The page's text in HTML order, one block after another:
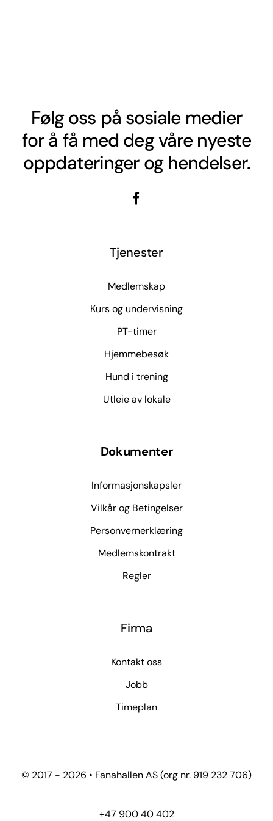
Følg oss på sosiale medier
for å få med deg våre nyeste
oppdateringer og hendelser.
Tjenester
Medlemskap
Kurs og undervisning
PT-timer
Hjemmebesøk
Hund i trening
Utleie av lokale
Dokumenter
Informasjonskapsler
Vilkår og Betingelser
Personvernerklæring
Medlemskontrakt
Regler
Firma
Kontakt oss
Jobb
Timeplan
© 2017 - 2026 • Fanahallen AS (org nr. 919 232 706)
+47 900 40 402